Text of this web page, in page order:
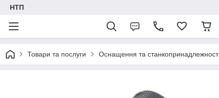
НТП
Товари та послуги Оснащення та